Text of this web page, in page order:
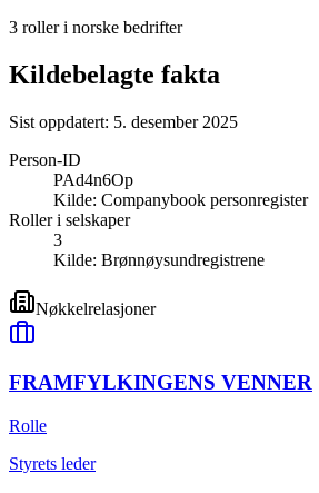
3 roller i norske bedrifter
Kildebelagte fakta
Sist oppdatert: 5. desember 2025
Person-ID
PAd4n6Op
Kilde: Companybook personregister
Roller i selskaper
3
Kilde: Brønnøysundregistrene
Nøkkelrelasjoner
FRAMFYLKINGENS VENNER
Rolle
Styrets leder